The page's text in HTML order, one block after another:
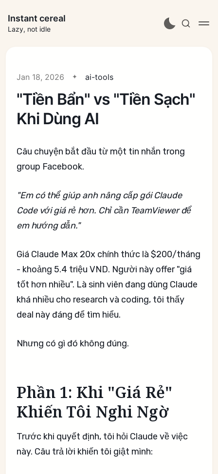
Instant cereal
Lazy, not idle
Jan 18, 2026 ai-tools
"Tiền Bẩn" vs "Tiền Sạch"
Khi Dùng AI
Câu chuyện bắt đầu từ một tin nhắn trong
group Facebook.
"Em có thể giúp anh nâng cấp gói Claude
Code với giá rẻ hơn. Chỉ cần TeamViewer để
em hướng dẫn."
Giá Claude Max 20x chính thức là $200/tháng
- khoảng 5.4 triệu VND. Người này offer "giá
tốt hơn nhiều". Là sinh viên đang dùng Claude
khá nhiều cho research và coding, tôi thấy
deal này đáng để tìm hiểu.
Nhưng có gì đó không đúng.
Phần 1: Khi "Giá Rẻ"
Khiến Tôi Nghi Ngờ
Trước khi quyết định, tôi hỏi Claude về việc
này. Câu trả lời khiến tôi giật mình: